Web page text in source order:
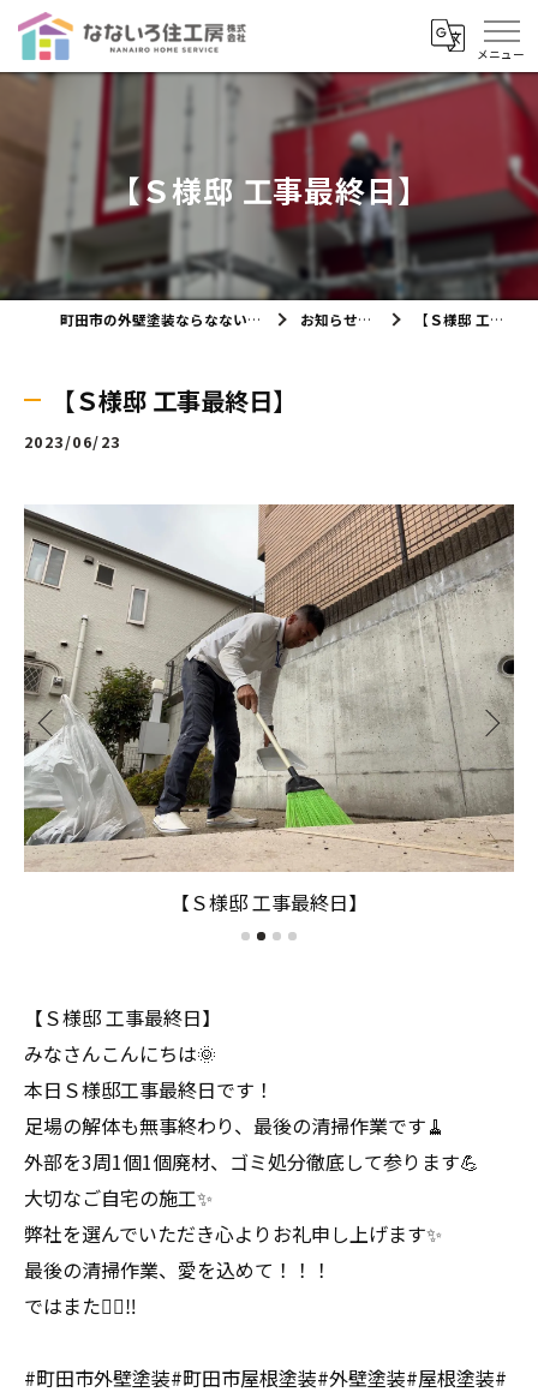
【Ｓ様邸 工事最終日】
町田市の外壁塗装ならなないろ住工房株式会社 お知らせ・ブログ 【Ｓ様邸 工事最終日】
【Ｓ様邸 工事最終日】
2023/06/23
【Ｓ様邸 工事最終日】
【Ｓ様邸 工事最終日】
みなさんこんにちは🌞
本日Ｓ様邸工事最終日です！
足場の解体も無事終わり、最後の清掃作業です🧹
外部を3周1個1個廃材、ゴミ処分徹底して参ります💪
大切なご自宅の施工✨
弊社を選んでいただき心よりお礼申し上げます✨
最後の清掃作業、愛を込めて！！！
ではまた🙋‍♀️‼️
#町田市外壁塗装#町田市屋根塗装#外壁塗装#屋根塗装#